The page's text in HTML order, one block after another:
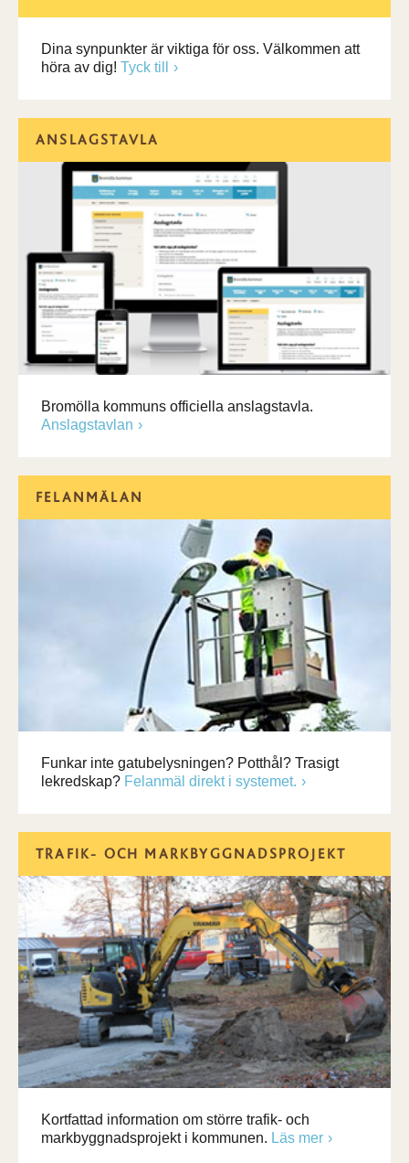
Dina synpunkter är viktiga för oss. Välkommen att
höra av dig! Tyck till
ANSLAGSTAVLA
Bromölla kommuns officiella anslagstavla.
Anslagstavlan
FELANMÄLAN
Funkar inte gatubelysningen? Potthål? Trasigt
lekredskap? Felanmäl direkt i systemet.
TRAFIK- OCH MARKBYGGNADSPROJEKT
Kortfattad information om större trafik- och
markbyggnadsprojekt i kommunen. Läs mer